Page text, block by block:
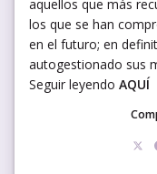
aquellos que más
los que se han
en el futuro; en
autogestionado sus
Seguir leyendo AQUÍ